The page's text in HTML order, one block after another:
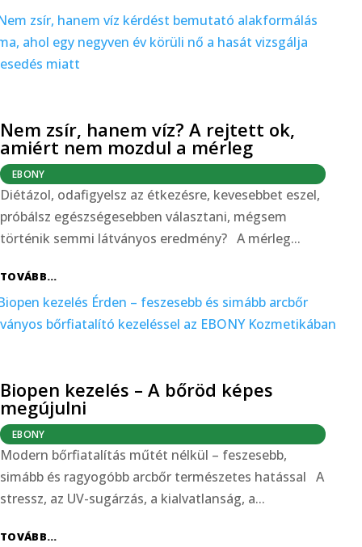
Nem zsír, hanem víz? A rejtett ok,
amiért nem mozdul a mérleg
EBONY
Diétázol, odafigyelsz az étkezésre, kevesebbet eszel,
próbálsz egészségesebben választani, mégsem
történik semmi látványos eredmény? A mérleg...
TOVÁBB...
Biopen kezelés – A bőröd képes
megújulni
EBONY
Modern bőrfiatalítás műtét nélkül – feszesebb,
simább és ragyogóbb arcbőr természetes hatással A
stressz, az UV-sugárzás, a kialvatlanság, a...
TOVÁBB...